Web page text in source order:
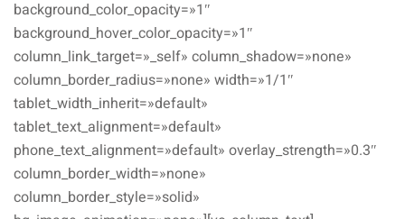
background_color_opacity=»1″
background_hover_color_opacity=»1″
column_link_target=»_self» column_shadow=»none»
column_border_radius=»none» width=»1/1″
tablet_width_inherit=»default»
tablet_text_alignment=»default»
phone_text_alignment=»default» overlay_strength=»0.3″
column_border_width=»none»
column_border_style=»solid»